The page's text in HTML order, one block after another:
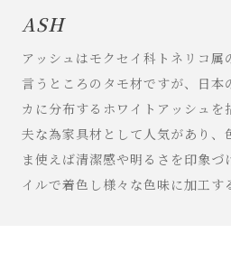
ASH
アッシュはモクセイ科トネリコ
言うところのタモ材ですが、日本
カに分布するホワイトアッシュを
夫な為家具材として人気があり、
ま使えば清潔感や明るさを印象づ
イルで着色し様々な色味に加工す